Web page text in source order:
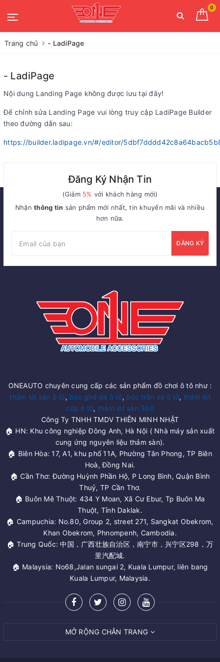
0
Trang chủ - LadiPage
- LadiPage
Nội dung Landing Page không được lưu tại đây!
Để chỉnh sửa Landing Page vui lòng truy cập LadiPage Builder
theo đường dẫn sau:
https://builder.ladipage.vn/#/editor/
Đăng Ký Nhận Tin
(Giảm 5% với khách hàng mới)
Nhậnthông tin sản phẩm mới nhất, tin khuyến mãi và nhiều
hơn nữa.
ĐĂNG KÝ
ONEAUTO chuyên cung cấp các sản phẩm đồ chơi ô tô như :
thảm lót sàn ô tô, bọc ghế da ô tô, bọc trần xe ô tô, thảm lót
cốp ô tô, thảm lót sàn 360
Công Ty TNHH TMDV THIÊN MINH NHẬT
🏠 HN: Khu công nghiệp Đông Anh, Hà Nội ( Nhà máy sản xuất
cung ứng nguyên liệu thảm sàn).
🏠 Biên Hòa: 17, A1, khu phố 11A, Phường Tân Phong, TP Biên
Hoà, Đồng Nai.
🏠 Cần Thơ: Đường Huỳnh Phần Hộ, P Long Bình, Quận Bình
Thuỷ, TP Cần Thơ.
🏠 Buôn Mê Thuột: 434 Y Moan, Xã Cư Ebur, Tp Buôn Ma
Thuột, Tỉnh Daklak.
🏠 Campuchia: No.80, Group 2, street 271, Sangkat Obekrom,
Khan Obekrom, Phnompenh, Cambodia.
🏠 Trung Quốc: 中国，广西壮族自治区，南宁市，兴宁区298，万
里汽配城.
🏠 Malaysia: No68,Jalan sungai 2, Kuala Lumpur, liên bang
Kuala Lumpur, Malaysia.
MỞ RỘNG CHÂN TRANG